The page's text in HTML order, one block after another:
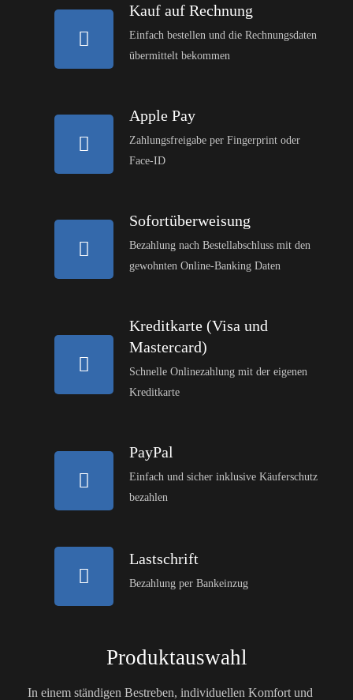
Kauf auf Rechnung
Einfach bestellen und die Rechnungsdaten
übermittelt bekommen
Apple Pay
Zahlungsfreigabe per Fingerprint oder
Face-ID
Sofortüberweisung
Bezahlung nach Bestellabschluss mit den
gewohnten Online-Banking Daten
Kreditkarte (Visa und
Mastercard)
Schnelle Onlinezahlung mit der eigenen
Kreditkarte
PayPal
Einfach und sicher inklusive Käuferschutz
bezahlen
Lastschrift
Bezahlung per Bankeinzug
Produktauswahl
In einem ständigen Bestreben, individuellen Komfort und